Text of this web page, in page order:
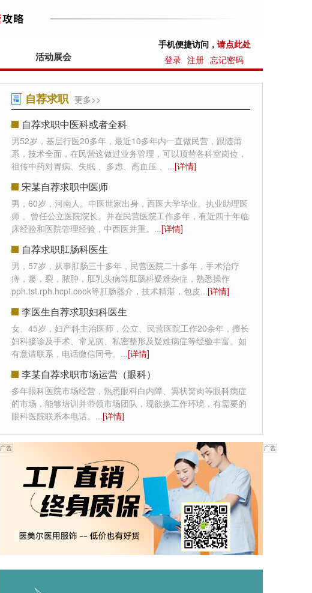
活动展会
手机便捷访问， 请点此处
登录 注册 忘记密码
自荐求职 更多>>
自荐求职中医科或者全科
男52岁，基层行医20多年，最近10多年内一直做民营，跟随莆
系，技术全面，在民营这做过业务管理，可以顶替各科室岗位，
祖传中药对胃病、失眠 、多虑、高血压 、 ...[详情]
宋某自荐求职中医师
男，60岁，河南人。中医世家出身，西医大学毕业。执业助理医
师 。曾任公立医院院长。并在民营医院工作多年，有近四十年临
床经验和医院管理经验，中西医并重。 ...[详情]
自荐求职肛肠科医生
男，57岁，从事肛肠三十多年，民营医院二十多年，手术治疗
痔，瘘，裂，脓肿，肛乳头病等肛肠科疑难杂症，熟悉操作
pph.tst.rph.hcpt.cook等肛肠器介，技术精湛，包皮...[详情]
李医生自荐求职妇科医生
女、45岁，妇产科主治医师，公立、民营医院工作20余年，擅长
妇科接诊及手术、常见病、私密整形及疑难病症等经验丰富。如
有意请联系，电话微信同号。 ...[详情]
李某自荐求职市场运营（眼科）
多年眼科医院市场经营，熟悉眼科白内障、翼状胬肉等眼科病症
的市场，能够培训并带领市场团队，现欲换工作环境，有需要的
眼科医院联系本电话。 ...[详情]